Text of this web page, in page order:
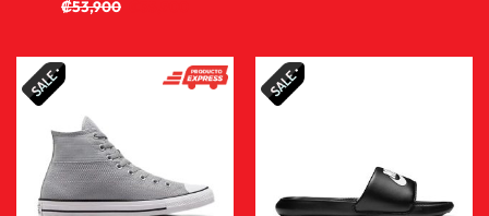
₡53,900